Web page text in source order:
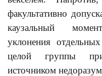
факультативно
каузальный
уклонения
целой группы
источником